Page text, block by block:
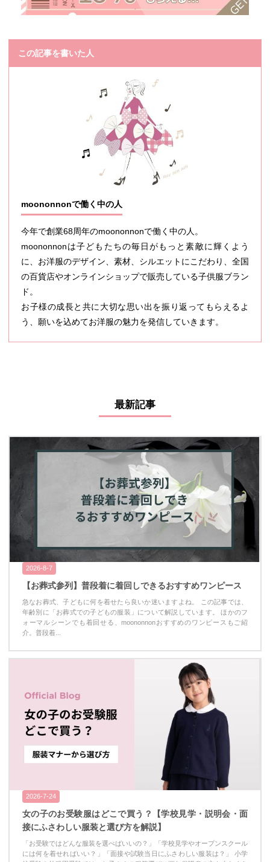
この記事を書いた人
moononnonで働く中の人
今年で創業68周年のmoononnonで働く中の人。
moononnonは子どもたちの毎日がもっと素敵に輝くよう
に、お洋服のデザイン、素材、シルエットにこだわり、全国
の百貨店やオンラインショップで販売している子供服ブラン
ド。
お子様の成長と共に大切な思い出を振り返ってもらえるよ
う、願いを込めてお洋服の魅力を発信していきます。
最新記事
2026-8-7
【お葬式参列】普段着に着回しできるおすすめワンピース
急なお葬式、子どもに何を着せたら良いか迷いますよね。 この記事では、
年齢別に「お葬式での子どもの服装」について解説しています。 ほかのフ
ォーマルシーンでも着回せる、moononnonおすすめのワンピースもご紹
介。普段着...
2026-7-24
女の子のお受験服はどこで買う？【学校見学・説明会・面
接にふさわしい服装と選び方を解説】
「お受験ではどんな服装を選べばいいの？」「学校見学やオープンスクール
には何を着せればいい？」「面接や試験当日にふさわしい服装は？」 小学